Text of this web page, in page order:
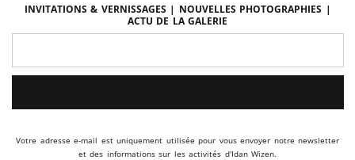
Invitations & vernissages | Nouvelles photographies |
Actu de la galerie
Votre adresse e-mail est uniquement utilisée pour vous envoyer notre newsletter
et des informations sur les activités d'Idan Wizen.